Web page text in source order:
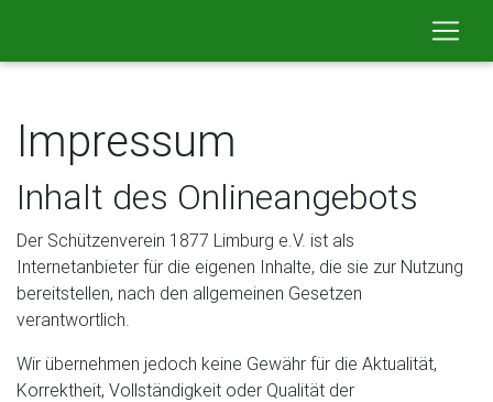
Impressum
Inhalt des Onlineangebots
Der Schützenverein 1877 Limburg e.V. ist als
Internetanbieter für die eigenen Inhalte, die sie zur Nutzung
bereitstellen, nach den allgemeinen Gesetzen
verantwortlich.
Wir übernehmen jedoch keine Gewähr für die Aktualität,
Korrektheit, Vollständigkeit oder Qualität der